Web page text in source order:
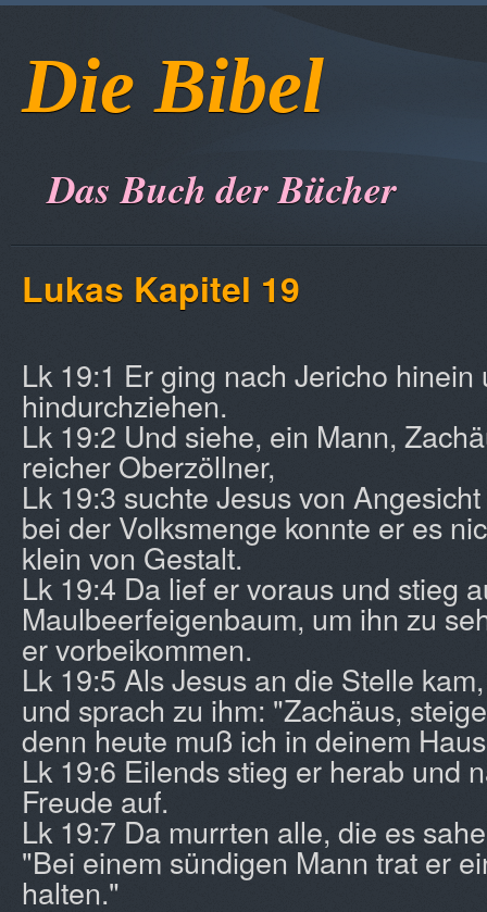
Die Bibel
Das Buch der Bücher
Lukas Kapitel 19
Lk 19:1 Er ging nach Jericho hinein
hindurchziehen.
Lk 19:2 Und siehe, ein Mann,
reicher Oberzöllner,
Lk 19:3 suchte Jesus von
bei der Volksmenge konnte er es
klein von Gestalt.
Lk 19:4 Da lief er voraus und stieg
Maulbeerfeigenbaum, um ihn zu
er vorbeikommen.
Lk 19:5 Als Jesus an die Stelle
und sprach zu ihm: "Zachäus,
denn heute muß ich in deinem
Lk 19:6 Eilends stieg er herab und
Freude auf.
Lk 19:7 Da murrten alle, die es
"Bei einem sündigen Mann trat er
halten."